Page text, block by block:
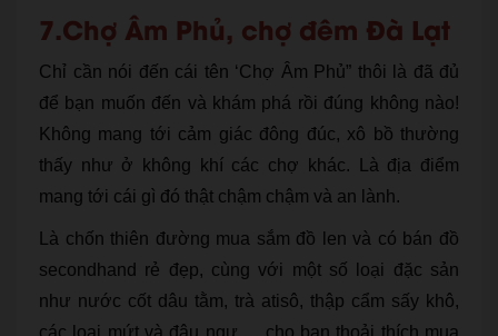
7.Chợ Âm Phủ, chợ đêm Đà Lạt
Chỉ cần nói đến cái tên ‘Chợ Âm Phủ” thôi là đã đủ
để bạn muốn đến và khám phá rồi đúng không nào!
Không mang tới cảm giác đông đúc, xô bồ thường
thấy như ở không khí các chợ khác. Là địa điểm
mang tới cái gì đó thật chậm chậm và an lành.
Là chốn thiên đường mua sắm đồ len và có bán đồ
secondhand rẻ đẹp, cùng với một số loại đặc sản
như nước cốt dâu tằm, trà atisô, thập cẩm sấy khô,
các loại mứt và đậu ngự,… cho bạn thoải thích mua